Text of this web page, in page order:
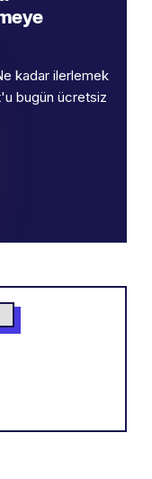
kadar ilerlemek
bugün ücretsiz